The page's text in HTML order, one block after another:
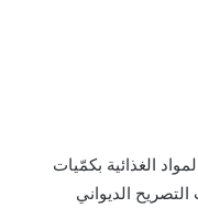
الغذائية بكمّيات
الديواني